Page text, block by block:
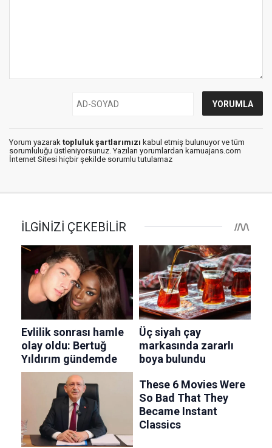
Yorum yazarak topluluk şartlarımızı kabul etmiş bulunuyor ve tüm
sorumluluğu üstleniyorsunuz. Yazılan yorumlardan kamuajans.com
İnternet Sitesi hiçbir şekilde sorumlu tutulamaz